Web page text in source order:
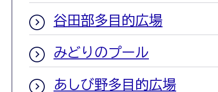
谷田部多目的広場
みどりのプール
あしび野多目的広場